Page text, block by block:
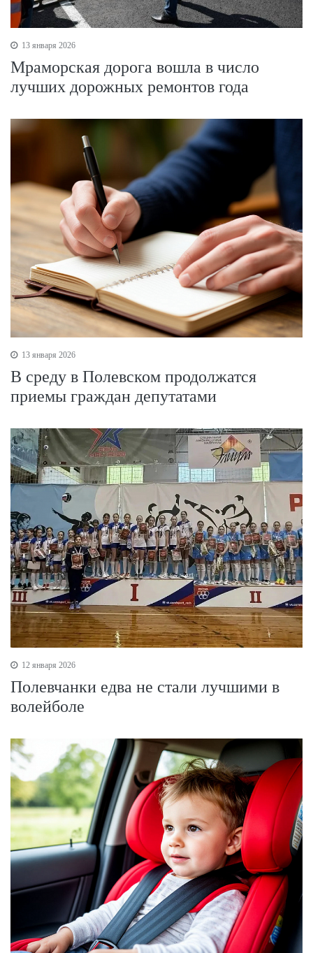
13 января 2026
Мраморская дорога вошла в число
лучших дорожных ремонтов года
13 января 2026
В среду в Полевском продолжатся
приемы граждан депутатами
12 января 2026
Полевчанки едва не стали лучшими в
волейболе